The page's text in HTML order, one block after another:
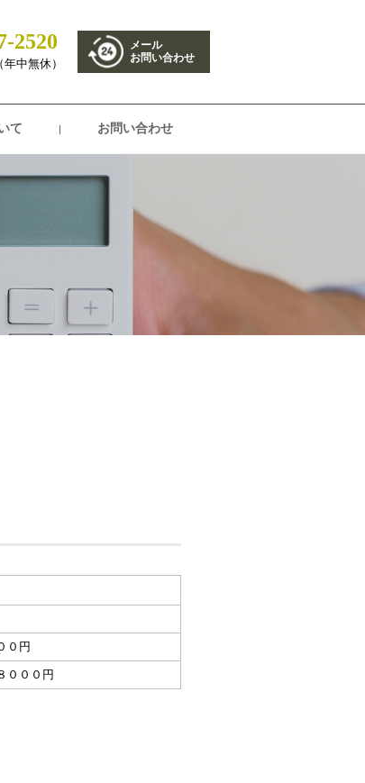
2520
中無休）
メール
お問い合わせ
て お問い合わせ
０円
０００円